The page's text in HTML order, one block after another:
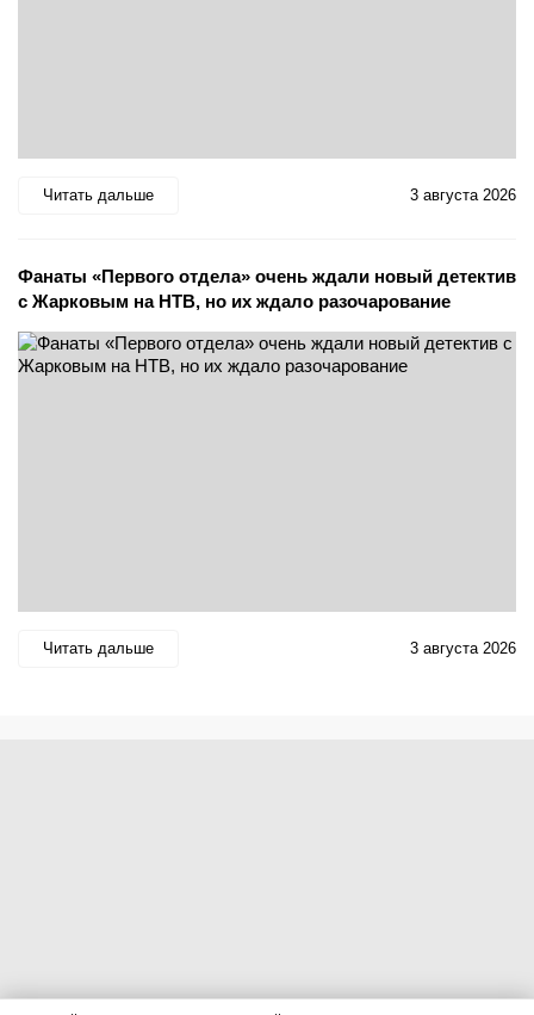
Читать дальше 3 августа 2026
Фанаты «Первого отдела» очень ждали новый детектив
с Жарковым на НТВ, но их ждало разочарование
Читать дальше 3 августа 2026